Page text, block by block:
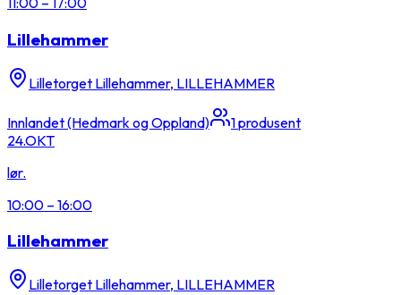
Lillehammer
Lilletorget Lillehammer, LILLEHAMMER
Innlandet (Hedmark og Oppland) 1produsent
24.OKT
lør.
10:00 – 16:00
Lillehammer
Lilletorget Lillehammer, LILLEHAMMER